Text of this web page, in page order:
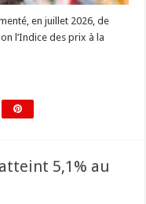
en juillet 2026, de
l’Indice des prix à la
5,1% au